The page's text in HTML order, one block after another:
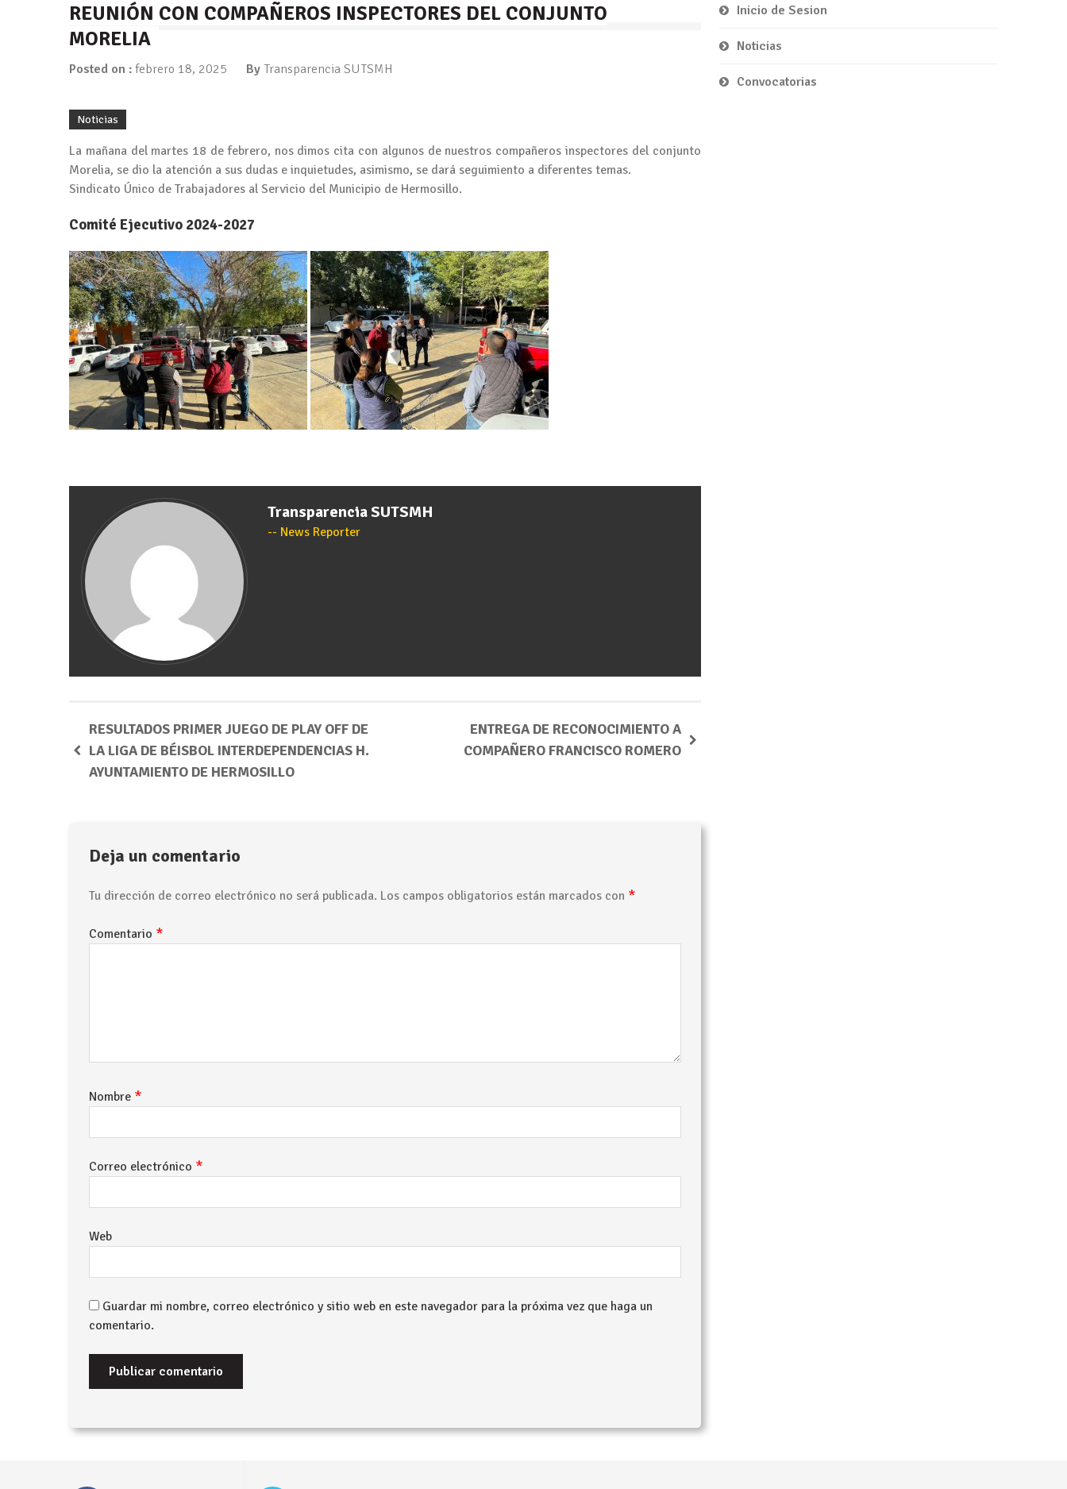
REUNIÓN CON COMPAÑEROS INSPECTORES DEL CONJUNTO
MORELIA
Posted on : febrero 18, 2025 By Transparencia SUTSMH
Noticias
La mañana del martes 18 de febrero, nos dimos cita con algunos de nuestros compañeros inspectores del conjunto
Morelia, se dio la atención a sus dudas e inquietudes, asimismo, se dará seguimiento a diferentes temas.
Sindicato Único de Trabajadores al Servicio del Municipio de Hermosillo.
Comité Ejecutivo 2024-2027
Transparencia SUTSMH
News Reporter
RESULTADOS PRIMER JUEGO DE PLAY OFF DE
LA LIGA DE BÉISBOL INTERDEPENDENCIAS H.
AYUNTAMIENTO DE HERMOSILLO
ENTREGA DE RECONOCIMIENTO A
COMPAÑERO FRANCISCO ROMERO
Deja un comentario
Tu dirección de correo electrónico no será publicada. Los campos obligatorios están marcados con *
Comentario *
Nombre *
Correo electrónico *
Web
Guardar mi nombre, correo electrónico y sitio web en este navegador para la próxima vez que haga un
comentario.
Inicio de Sesion
Noticias
Convocatorias